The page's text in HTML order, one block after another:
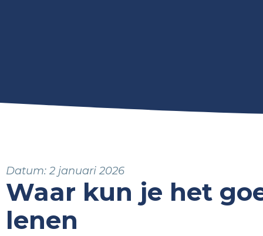
Datum: 2 januari 2026
Waar kun je het
lenen